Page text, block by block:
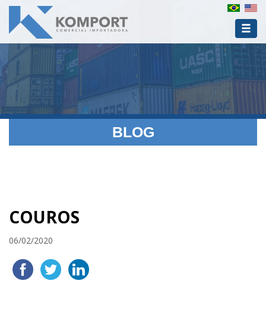
BLOG
COUROS
06/02/2020